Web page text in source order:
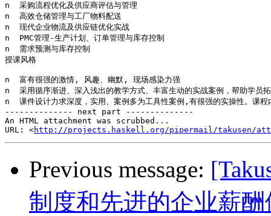
n  采购流程优化及供应商评估与管理
n  高效仓储管理与工厂物料配送
n  现代企业物流及供应链优化实战
n  PMC管理-生产计划、订单管理与库存控制
n  需求预测与库存控制
授课风格
n  富有很强的激情, 风趣、幽默, 现场感染力强
n  采用循序渐进、深入浅出的教学方式、丰富生动的实战案例，帮助学员
n  课件设计力求深度，实用、案例多为工具性案例,有很强的实操性。课
-------------- next part --------------
An HTML attachment was scrubbed...
URL: <http://projects.haskell.org/pipermail/takusen/
Previous message:
制度和先进的企业薪酬